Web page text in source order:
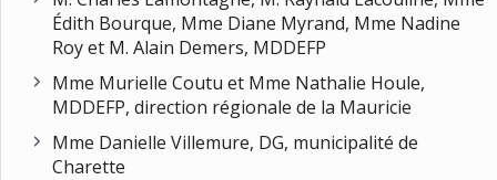
Édith Bourque, Mme Diane Myrand, Mme Nadine
Roy et M. Alain Demers, MDDEFP
Mme Murielle Coutu et Mme Nathalie Houle,
MDDEFP, direction régionale de la Mauricie
Mme Danielle Villemure, DG, municipalité de
Charette